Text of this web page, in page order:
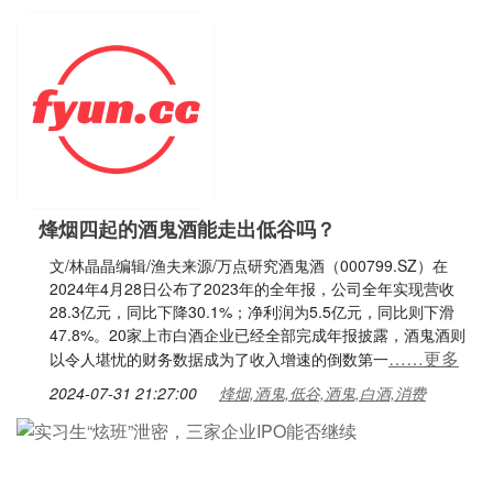
烽烟四起的酒鬼酒能走出低谷吗？
文/林晶晶编辑/渔夫来源/万点研究酒鬼酒（000799.SZ）在
2024年4月28日公布了2023年的全年报，公司全年实现营收
28.3亿元，同比下降30.1%；净利润为5.5亿元，同比则下滑
47.8%。20家上市白酒企业已经全部完成年报披露，酒鬼酒则
以令人堪忧的财务数据成为了收入增速的倒数第一……更多
2024-07-31 21:27:00 烽烟,酒鬼,低谷,酒鬼,白酒,消费